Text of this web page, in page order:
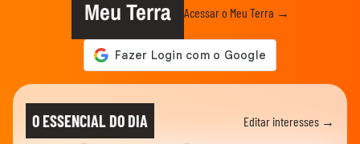
Meu Terra Acessar o Meu Terra →
O ESSENCIAL DO DIA Editar interesses →